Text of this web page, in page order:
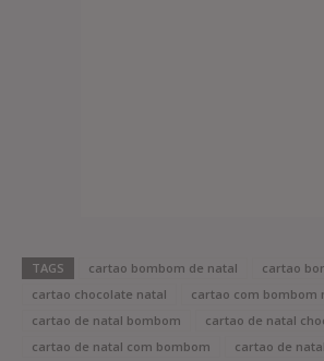
TAGS cartao bombom de natal
cartao
cartao chocolate natal
cartao com bombom
cartao de natal bombom
cartao de natal
cartao de natal com bombom
cartao de